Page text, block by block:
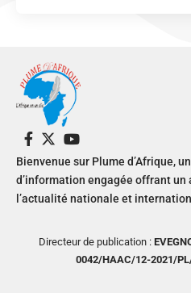
Bienvenue sur Plume d’Afrique,
d’information engagée offrant un
l’actualité nationale et
Directeur de publication :
0042/HAAC/12-2021/